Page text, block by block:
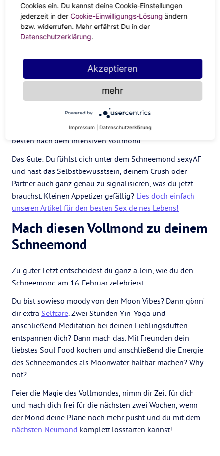
auch plötzlich gefühlstechnisch ausbrechen. Dein Boy-
oder Girlfriend textet die ganze Zeit mit jemand anderem?
Kannst du gerade gar nicht ab!
fertig bist mit studieren, den Job wechselst, Kinder
bekommst? Mit der Vollmond-Magic zeigst du klare Kante
und verkündest deine Meinung. An sich gut so. Aber bleib
trotzdem fair und geh lieber noch mal in dich, bevor du
wegen einer falsch verstanden Message
anmeckerst. Frag lieber nach und such das Gespräch – am
besten nach dem intensiven Vollmond.
Das Gute: Du fühlst dich unter dem Schneemond sexy AF
und hast das Selbstbewusstsein, deinem Crush oder
Partner auch ganz genau zu signalisieren, was du jetzt
brauchst. Kleinen Appetizer gefällig? Lies doch einfach
unseren Artikel für den besten Sex deines Lebens!
Mach diesen Vollmond zu deinem
Schneemond
Zu guter Letzt entscheidest du ganz allein, wie du den
Schneemond am 16. Februar zelebrierst.
Du bist sowieso moody von den Moon Vibes? Dann gönn‘
dir extra Selfcare. Zwei Stunden Yin-Yoga und
anschließend Meditation bei deinen Lieblingsdüften
entspannen dich? Dann mach das. Mit Freunden dein
liebstes Soul Food kochen und anschließend die Energie
des Schneemondes als Moonwater haltbar machen? Why
not?!
Feier die Magie des Vollmondes, nimm dir Zeit für dich
und mach dich frei für die nächsten zwei Wochen, wenn
der Mond deine Pläne noch mehr pusht und du mit dem
nächsten Neumond komplett losstarten kannst!
Cookies ein. Du kannst deine Cookie-Einstellungen
jederzeit in der Cookie-Einwilligungs-Lösung ändern
bzw. widerrufen. Mehr erfährst Du in der
Datenschutzerklärung.
Akzeptieren
mehr
Powered by
Impressum Datenschutzerklärung